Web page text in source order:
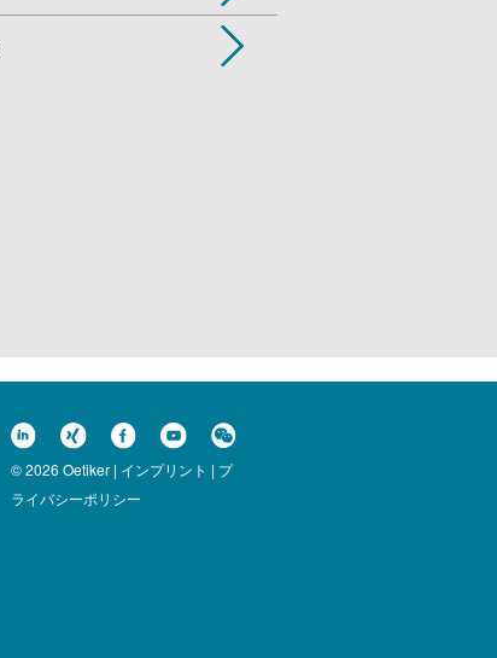
© 2026 Oetiker | インプリント | プ
ライバシーポリシー